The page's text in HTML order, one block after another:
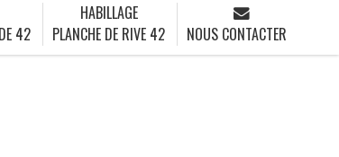
42
HABILLAGE
PLANCHE DE RIVE 42
NOUS CONTACTER